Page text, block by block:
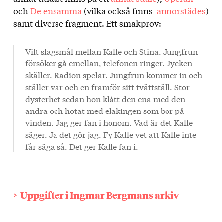
texten
och De ensamma (vilka också finns annorstädes)
samt diverse fragment. Ett smakprov:
Vilt slagsmål mellan Kalle och Stina. Jungfrun
försöker gå emellan, telefonen ringer. Jycken
skäller. Radion spelar. Jungfrun kommer in och
ställer var och en framför sitt tvättställ. Stor
dysterhet sedan hon klått den ena med den
andra och hotat med elakingen som bor på
vinden. Jag ger fan i honom. Vad är det Kalle
säger. Ja det gör jag. Fy Kalle vet att Kalle inte
får säga så. Det ger Kalle fan i.
Uppgifter i Ingmar Bergmans arkiv